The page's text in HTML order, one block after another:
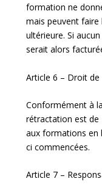
formation ne
mais peuvent faire
ultérieure. Si
serait alors
Article 6 – Droit
Conformément à
rétractation est de
aux formations en
ci commencées.
Article 7 –